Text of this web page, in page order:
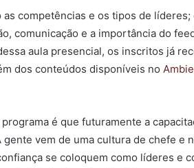
competências e os tipos de
comunicação e a importância do
aula presencial, os inscritos já
dos conteúdos disponíveis no
é que futuramente a
vem de uma cultura de chefe e
se coloquem como líderes e